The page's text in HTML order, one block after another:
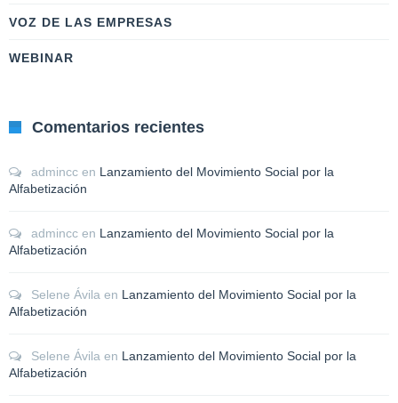
VOZ DE LAS EMPRESAS
WEBINAR
Comentarios recientes
admincc en Lanzamiento del Movimiento Social por la
Alfabetización
admincc en Lanzamiento del Movimiento Social por la
Alfabetización
Selene Ávila en Lanzamiento del Movimiento Social por la
Alfabetización
Selene Ávila en Lanzamiento del Movimiento Social por la
Alfabetización